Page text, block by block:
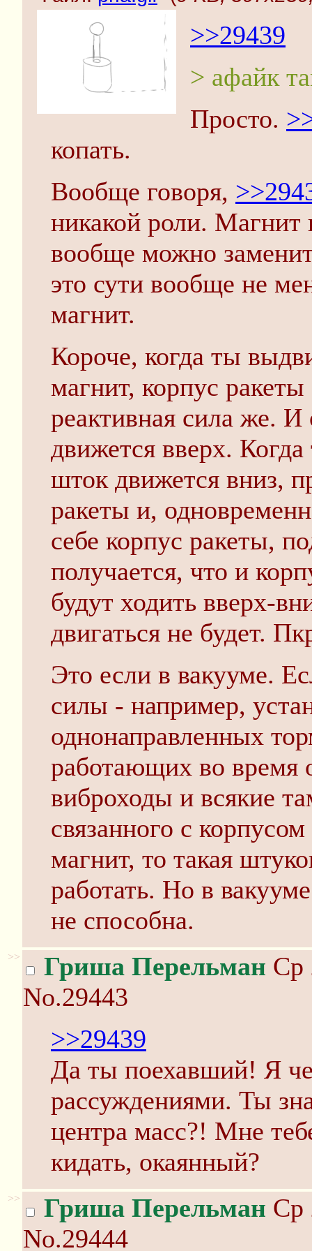
>>29439
> афайк
Просто.
копать.
Вообще говоря,
никакой роли. Магнит
вообще можно
это сути вообще не
магнит.
Короче, когда ты
магнит, корпус
реактивная сила же.
движется вверх.
шток движется вниз,
ракеты и,
себе корпус ракеты,
получается, что и
будут ходить вверх-
двигаться не будет.
Это если в вакууме.
силы - например,
однонаправленных
работающих во время
виброходы и всякие
связанного с
магнит, то такая
работать. Но в
не способна.
>> Гриша Перельман Ср
No.29443
>>29439
Да ты поехавший! Я
рассуждениями. Ты
центра масс?! Мне
кидать, окаянный?
>> Гриша Перельман Ср
No.29444